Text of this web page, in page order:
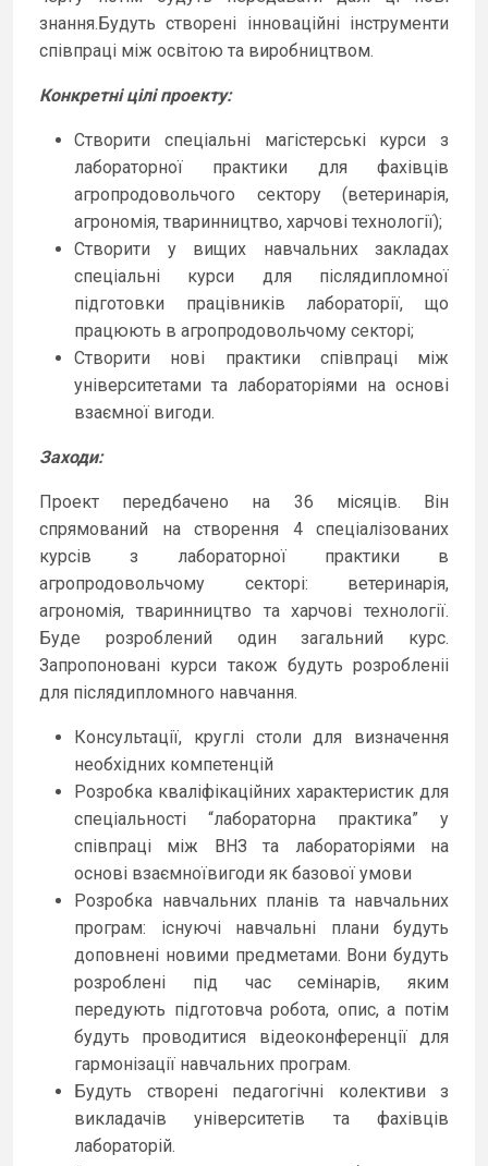
знання.Будуть створені інноваційні інструменти
співпраці між освітою та виробництвом.
Конкретні цілі проекту:
Створити спеціальні магістерські курси з
лабораторної практики для фахівців
агропродовольчого сектору (ветеринарія,
агрономія, тваринництво, харчові технології);
Створити у вищих навчальних закладах
спеціальні курси для післядипломної
підготовки працівників лабораторії, що
працюють в агропродовольчому секторі;
Створити нові практики співпраці між
університетами та лабораторіями на основі
взаємної вигоди.
Заходи:
Проект передбачено на 36 місяців. Він
спрямований на створення 4 спеціалізованих
курсів з лабораторної практики в
агропродовольчому секторі: ветеринарія,
агрономія, тваринництво та харчові технології.
Буде розроблений один загальний курс.
Запропоновані курси також будуть розробленіі
для післядипломного навчання.
Консультації, круглі столи для визначення
необхідних компетенцій
Розробка кваліфікаційних характеристик для
спеціальності “лабораторна практика” у
співпраці між ВНЗ та лабораторіями на
основі взаємноївигоди як базової умови
Розробка навчальних планів та навчальних
програм: існуючі навчальні плани будуть
доповнені новими предметами. Вони будуть
розроблені під час семінарів, яким
передують підготовча робота, опис, а потім
будуть проводитися відеоконференції для
гармонізації навчальних програм.
Будуть створені педагогічні колективи з
викладачів університетів та фахівців
лабораторій.